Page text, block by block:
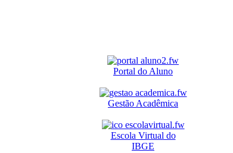
Portal do Aluno
Gestão Acadêmica
Escola Virtual do
IBGE